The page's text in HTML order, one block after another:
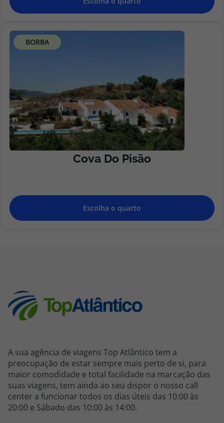
A sua agência de viagens Top Atlântico tem a
preocupação de estar sempre mais perto de si, para
maior comodidade e total facilidade na marcação das
suas viagens, tem ainda ao seu dispor o nosso call
center a funcionar todos os dias úteis das 10:00 às
20:00 e Sábado das 10:00 às 14:00.